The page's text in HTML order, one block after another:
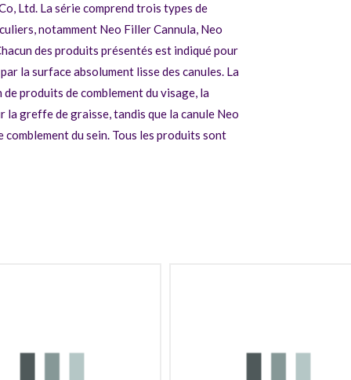
Ltd. La série comprend trois types de
notamment Neo Filler Cannula, Neo
des produits présentés est indiqué pour
la surface absolument lisse des canules. La
produits de comblement du visage, la
greffe de graisse, tandis que la canule Neo
du sein. Tous les produits sont